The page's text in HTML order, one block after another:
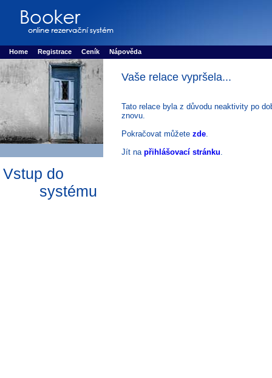
Rezervujse - Port�l pro online rezervace sportu
Home Registrace Ceník Nápověda
Vstup do
systému
Vaše relace vypršela...
Tato relace byla z důvodu neaktivity po
znovu.
Pokračovat můžete zde.
Jít na přihlášovací stránku.